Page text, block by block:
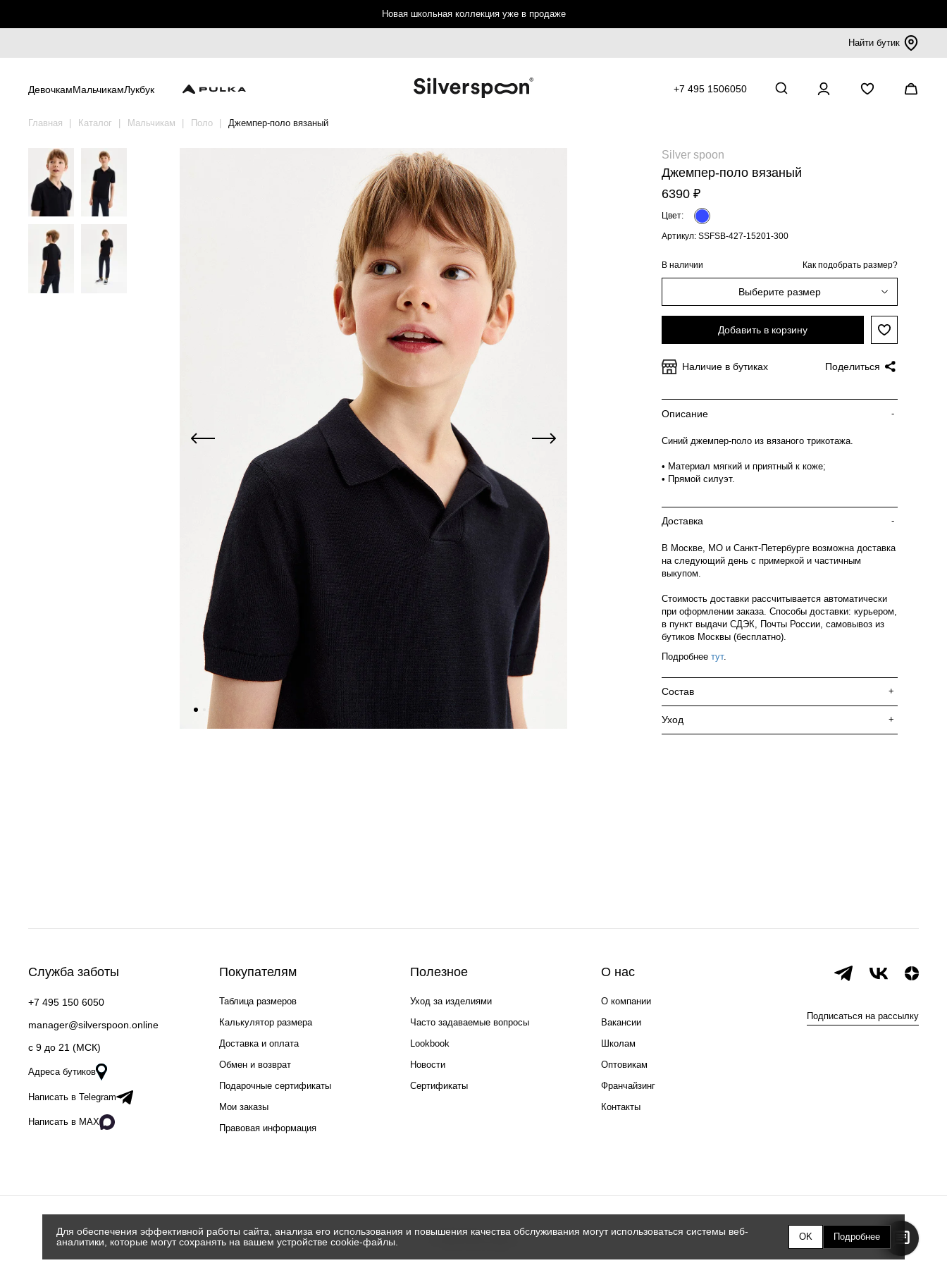
Новая школьная коллекция уже в продаже
Найти бутик
ДевочкамМальчикамЛукбук +7 495 1506050
Главная Каталог Мальчикам Поло Джемпер-поло вязаный
Silver spoon
Джемпер-поло вязаный
6390 ₽
Цвет:
Артикул: SSFSB-427-15201-300
В наличии Как подобрать размер?
Выберите размер
Добавить в корзину
Наличие в бутиках Поделиться
Описание -
Синий джемпер-поло из вязаного трикотажа.
• Материал мягкий и приятный к коже;
• Прямой силуэт.
Доставка -
В Москве, МО и Санкт-Петербурге возможна доставка
на следующий день с примеркой и частичным
выкупом.
Стоимость доставки рассчитывается автоматически
при оформлении заказа. Способы доставки: курьером,
в пункт выдачи СДЭК, Почты России, самовывоз из
бутиков Москвы (бесплатно).
Подробнее тут.
Состав +
Уход +
Служба заботы
+7 495 150 6050
manager@silverspoon.online
c 9 до 21 (МСК)
Адреса бутиков
Написать в Telegram
Написать в MAX
Покупателям
Таблица размеров
Калькулятор размера
Доставка и оплата
Обмен и возврат
Подарочные сертификаты
Мои заказы
Правовая информация
Полезное
Уход за изделиями
Часто задаваемые вопросы
Lookbook
Новости
Сертификаты
О нас
О компании
Вакансии
Школам
Оптовикам
Франчайзинг
Контакты
Подписаться на рассылку
Для обеспечения эффективной работы сайта, анализа его использования и повышения качества обслуживания могут использоваться системы веб-
аналитики, которые могут сохранять на вашем устройстве cookie-файлы.
OK Подробнее